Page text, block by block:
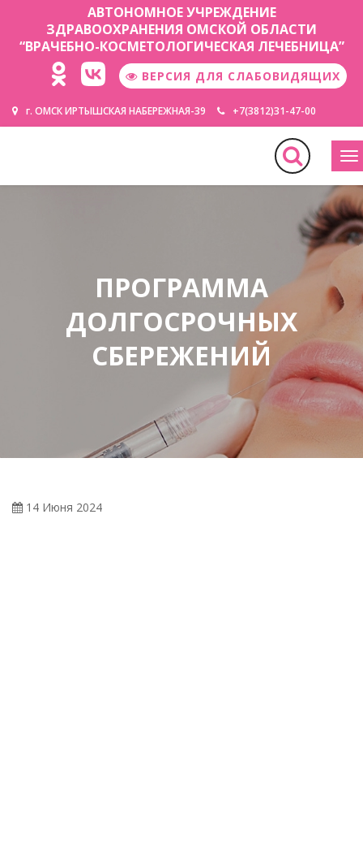
АВТОНОМНОЕ УЧРЕЖДЕНИЕ
ЗДРАВООХРАНЕНИЯ ОМСКОЙ ОБЛАСТИ
“ВРАЧЕБНО-КОСМЕТОЛОГИЧЕСКАЯ ЛЕЧЕБНИЦА”
ВЕРСИЯ ДЛЯ СЛАБОВИДЯЩИХ
г. ОМСК ИРТЫШСКАЯ НАБЕРЕЖНАЯ-39 +7(3812)31-47-00
ПРОГРАММА
ДОЛГОСРОЧНЫХ
СБЕРЕЖЕНИЙ
14 Июня 2024